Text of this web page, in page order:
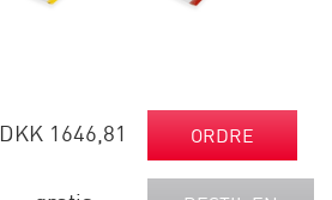
DKK 1646,81 ORDRE